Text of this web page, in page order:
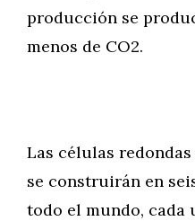
producción se
menos de CO2.
Las células
se construirán en
todo el mundo, cada